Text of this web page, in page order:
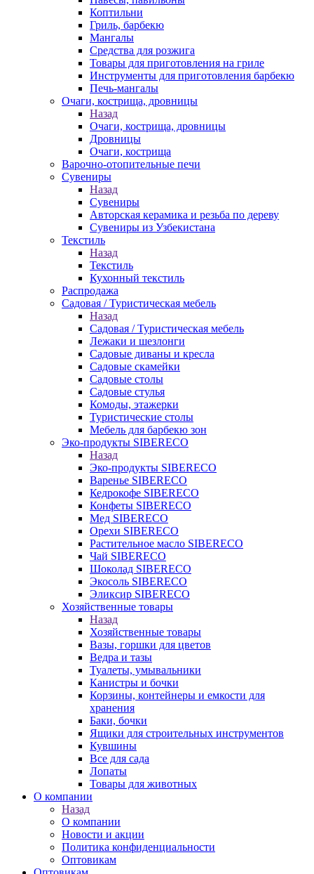
Коптильни
Гриль, барбекю
Мангалы
Средства для розжига
Товары для приготовления на гриле
Инструменты для приготовления барбекю
Печь-мангалы
Очаги, кострища, дровницы
Назад
Очаги, кострища, дровницы
Дровницы
Очаги, кострища
Варочно-отопительные печи
Сувениры
Назад
Сувениры
Авторская керамика и резьба по дереву
Сувениры из Узбекистана
Текстиль
Назад
Текстиль
Кухонный текстиль
Распродажа
Садовая / Туристическая мебель
Назад
Садовая / Туристическая мебель
Лежаки и шезлонги
Садовые диваны и кресла
Садовые скамейки
Садовые столы
Садовые стулья
Комоды, этажерки
Туристические столы
Мебель для барбекю зон
Эко-продукты SIBERECO
Назад
Эко-продукты SIBERECO
Варенье SIBERECO
Кедрокофе SIBERECO
Конфеты SIBERECO
Мед SIBERECO
Орехи SIBERECO
Растительное масло SIBERECO
Чай SIBERECO
Шоколад SIBERECO
Экосоль SIBERECO
Эликсир SIBERECO
Хозяйственные товары
Назад
Хозяйственные товары
Вазы, горшки для цветов
Ведра и тазы
Туалеты, умывальники
Канистры и бочки
Корзины, контейнеры и емкости для
хранения
Баки, бочки
Ящики для строительных инструментов
Кувшины
Все для сада
Лопаты
Товары для животных
О компании
Назад
О компании
Новости и акции
Политика конфиденциальности
Оптовикам